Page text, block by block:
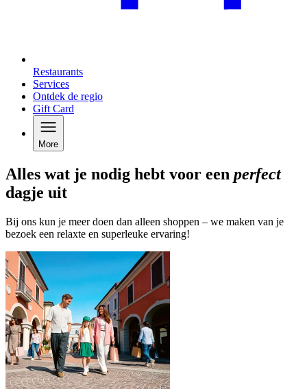
Restaurants
Services
Ontdek de regio
Gift Card
More
Alles wat je nodig hebt voor een perfect
dagje uit
Bij ons kun je meer doen dan alleen shoppen – we maken van je
bezoek een relaxte en superleuke ervaring!